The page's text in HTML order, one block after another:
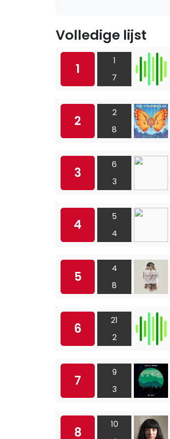
Volledige lijst
1
1
7
2
2
8
3
6
3
4
5
4
5
4
8
6
21
2
7
9
3
8
10